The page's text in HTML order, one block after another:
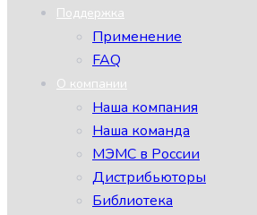
Поддержка
Применение
FAQ
О компании
Наша компания
Наша команда
МЭМС в России
Дистрибьюторы
Библиотека